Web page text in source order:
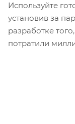
Используйте
установив за
разработке
потратили